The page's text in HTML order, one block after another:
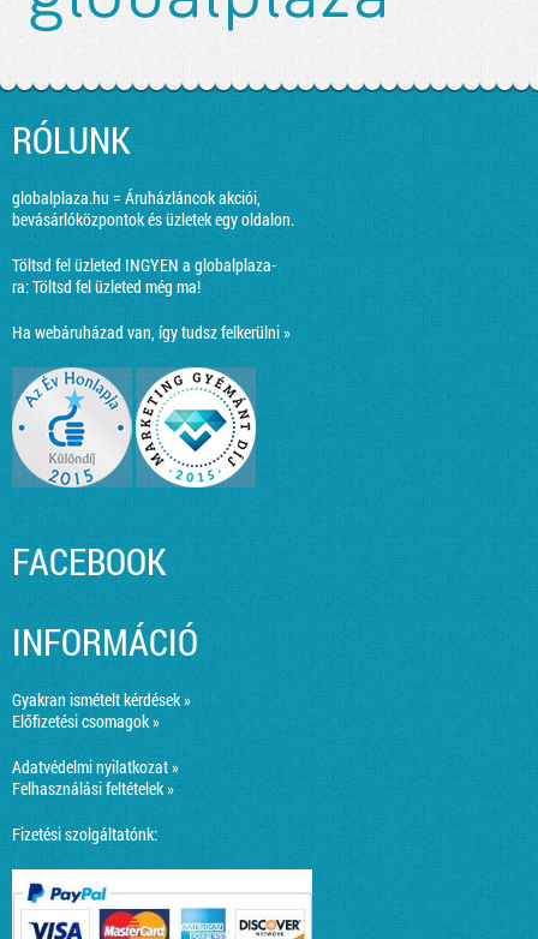
RÓLUNK
globalplaza.hu = Áruházláncok akciói,
bevásárlóközpontok és üzletek egy oldalon.
Töltsd fel üzleted INGYEN a globalplaza-
ra:Töltsd fel üzleted még ma!
Ha webáruházad van, így tudsz felkerülni »
FACEBOOK
INFORMÁCIÓ
Gyakran ismételt kérdések »
Előfizetési csomagok »
Adatvédelmi nyilatkozat »
Felhasználási feltételek »
Fizetési szolgáltatónk: